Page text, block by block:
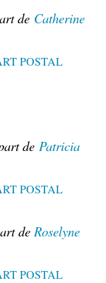
de Catherine
de Patricia
de Roselyne